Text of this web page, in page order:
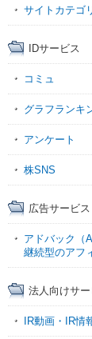
サイトカテゴ
IDサービス
コミュ
グラフランキ
アンケート
株SNS
広告サービス
アドバック（
継続型のアフ
法人向けサー
IR動画・IR情